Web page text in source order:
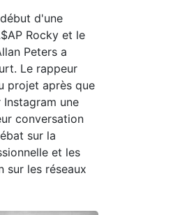
d'une
Rocky et le
Peters a
Le rappeur
projet après que
une
conversation
sur la
et les
sur les réseaux